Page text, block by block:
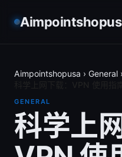
Aimpointshopusa › General ›
GENERAL
科学上